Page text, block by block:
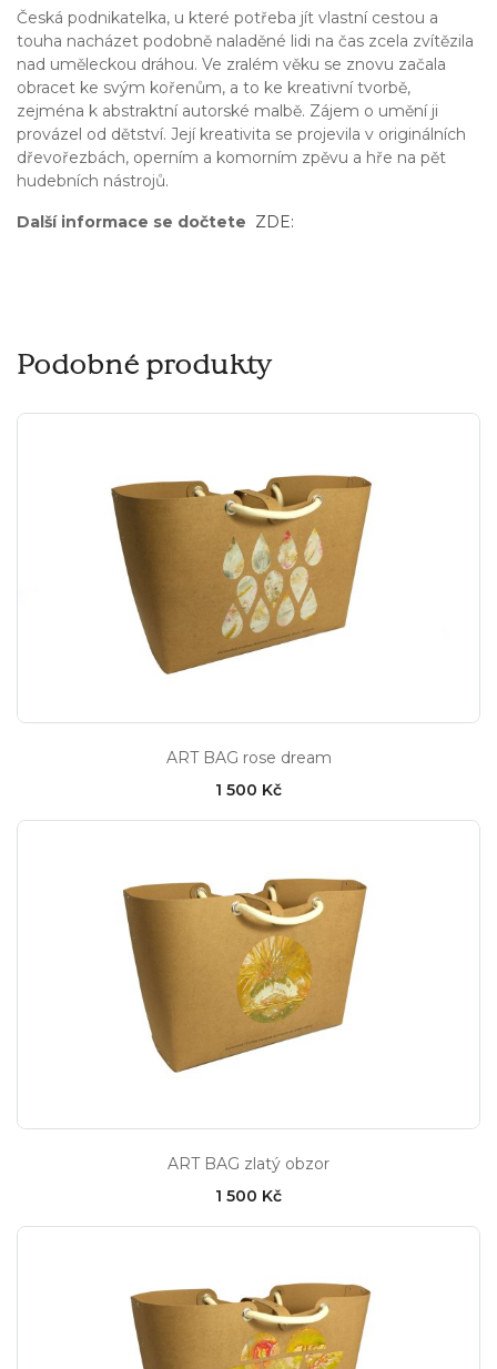
Česká podnikatelka, u které potřeba jít vlastní cestou a
touha nacházet podobně naladěné lidi na čas zcela zvítězila
nad uměleckou dráhou. Ve zralém věku se znovu začala
obracet ke svým kořenům, a to ke kreativní tvorbě,
zejména k abstraktní autorské malbě. Zájem o umění ji
provázel od dětství. Její kreativita se projevila v originálních
dřevořezbách, operním a komorním zpěvu a hře na pět
hudebních nástrojů.
Další informace se dočtete ZDE:
Podobné produkty
ART BAG rose dream
1 500 Kč
ART BAG zlatý obzor
1 500 Kč